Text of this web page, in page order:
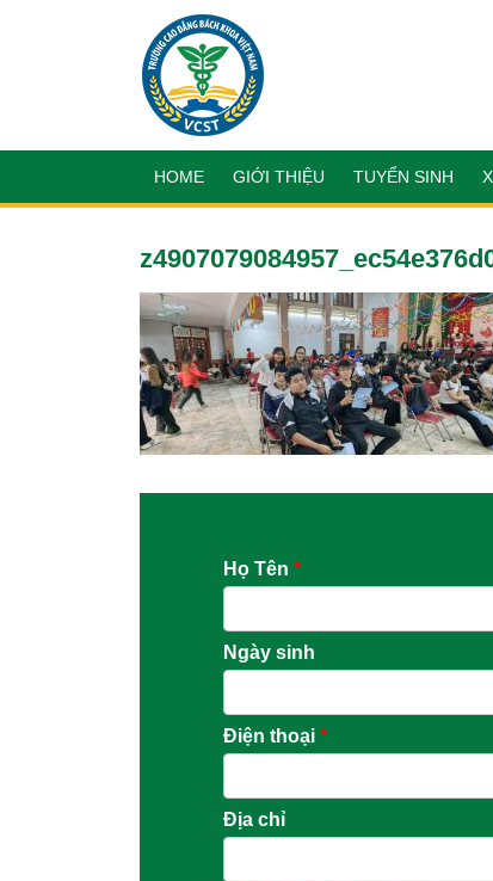
HOME GIỚI THIỆU TUYỂN SINH
Họ Tên *
Ngày sinh
Điện thoại *
Địa chỉ